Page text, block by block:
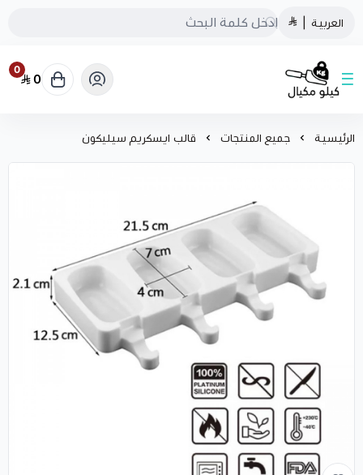
العربية
كيلو مكيال
0
0
الرئيسية جميع المنتجات قالب ايسكريم سيليكون